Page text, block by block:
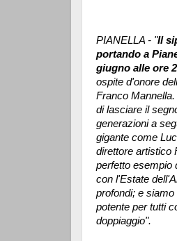
PIANELLA - "Il
portando a
giugno alle ore
ospite d'onore
Franco
di lasciare il
generazioni a
gigante come
direttore artistico
perfetto esempio
con l'Estate
profondi; e
potente per tutti
doppiaggio".